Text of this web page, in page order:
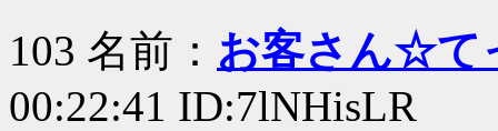
103 名前： お客さん☆て
00:22:41 ID:7lNHisLR